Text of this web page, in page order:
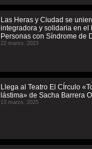
Las Heras y Ciudad se
integradora y solidaria en el
Personas con Síndrome de
22 marzo, 2023
Llega al Teatro El CÍrculo
lástima» de Sacha Barrera
13 marzo, 2025